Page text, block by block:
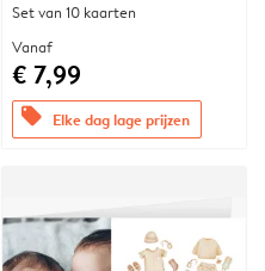
Set van 10 kaarten
Vanaf
€ 7,99
offers Elke dag lage prijzen